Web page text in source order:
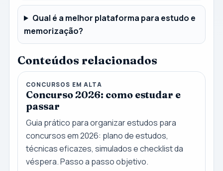
Qual é a melhor plataforma para estudo e
memorização?
Conteúdos relacionados
CONCURSOS EM ALTA
Concurso 2026: como estudar e
passar
Guia prático para organizar estudos para
concursos em 2026: plano de estudos,
técnicas eficazes, simulados e checklist da
véspera. Passo a passo objetivo.